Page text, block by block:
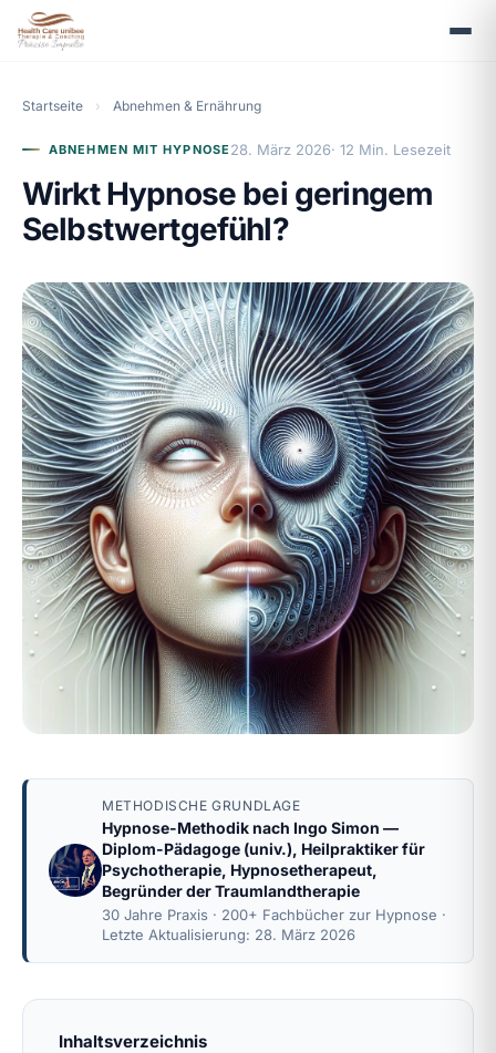
Startseite › Abnehmen & Ernährung
ABNEHMEN MIT HYPNOSE 28. März 2026· 12 Min. Lesezeit
Wirkt Hypnose bei geringem
Selbstwertgefühl?
METHODISCHE GRUNDLAGE
Hypnose-Methodik nach Ingo Simon —
Diplom-Pädagoge (univ.), Heilpraktiker für
Psychotherapie, Hypnosetherapeut,
Begründer der Traumlandtherapie
30 Jahre Praxis · 200+ Fachbücher zur Hypnose ·
Letzte Aktualisierung: 28. März 2026
Inhaltsverzeichnis